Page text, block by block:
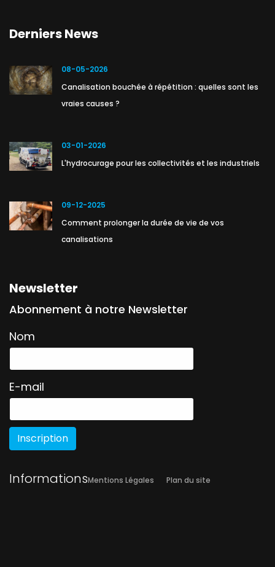
Derniers News
08-05-2026
Canalisation bouchée à répétition : quelles sont les
vraies causes ?
03-01-2026
L'hydrocurage pour les collectivités et les industriels
09-12-2025
Comment prolonger la durée de vie de vos
canalisations
Newsletter
Abonnement à notre Newsletter
Nom
E-mail
Inscription
InformationsMentions Légales Plan du site